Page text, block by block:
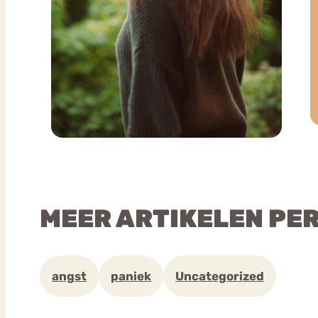
MEER ARTIKELEN
angst paniek Uncategorized